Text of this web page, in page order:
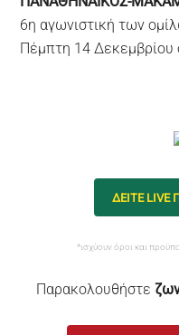
6η αγωνιστική των
Πέμπτη 14 Δεκεμβρίου
ΔΕΙΤΕ LIVE
*ισχύουν όροι και
Παρακολουθήστε